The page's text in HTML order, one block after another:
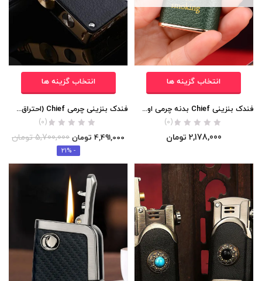
انتخاب گزینه ها
فندک بنزینی Chief بدنه چرمی اورجینال
(0)
2,178,000 تومان
انتخاب گزینه ها
فندک بنزینی چرمی Chief (احتراق هندلی) اورجینال
(0)
4,491,000 تومان 5,700,000 تومان
- 21%